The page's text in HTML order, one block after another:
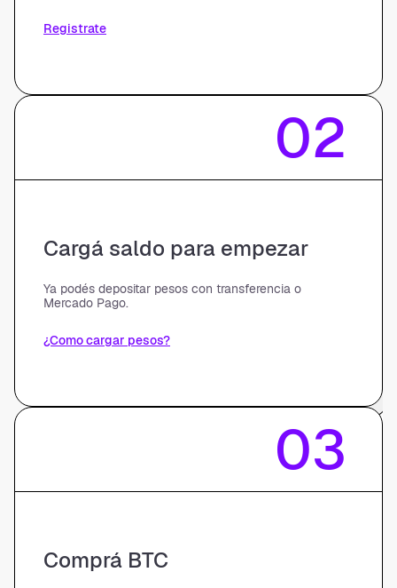
Registrate
02
Cargá saldo para empezar
Ya podés depositar pesos con transferencia o
Mercado Pago.
¿Como cargar pesos?
03
Comprá BTC